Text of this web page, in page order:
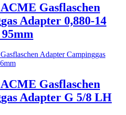
Gasflaschen
Adapter 0,880-14
Gasflaschen
Adapter G 5/8 LH